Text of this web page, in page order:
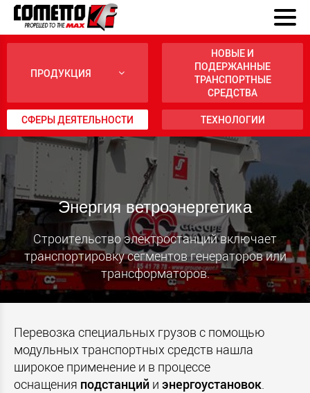
ПРОДУКЦИЯ
НОВЫЕ И
ПОДЕРЖАННЫЕ
ТРАНСПОРТНЫЕ
СРЕДСТВА
СФЕРЫ ДЕЯТЕЛЬНОСТИ ТЕХНОЛОГИИ
Энергия ветроэнергетика
Строительство электростанций включает
транспортировку сегментов генераторов или
трансформаторов.
Перевозка специальных грузов с помощью
модульных транспортных средств нашла
широкое применение и в процессе
оснащения подстанций и энергоустановок.